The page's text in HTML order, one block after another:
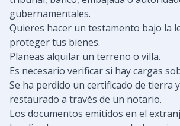
gubernamentales.
Quieres hacer un testamento bajo la
proteger tus bienes.
Planeas alquilar un terreno o villa.
Es necesario verificar si hay cargas
Se ha perdido un certificado de tierra
restaurado a través de un notario.
Los documentos emitidos en el